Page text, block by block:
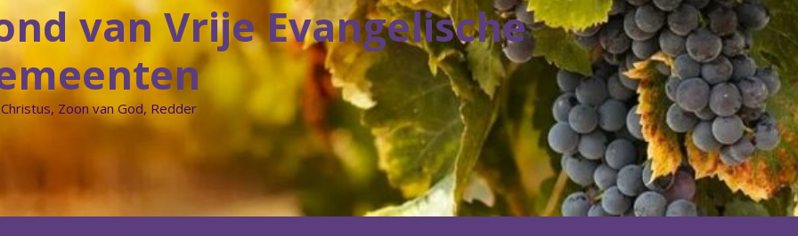
van Vrije Evangelische
Christus, Zoon van God, Redder